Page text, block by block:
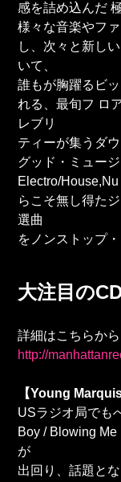
感を詰め込んだ
様々な音楽やフ
し、次々と新し
いて、
誰もが胸躍るビ
れる、最旬フ ロ
レブリ
ティーが集うダ
グッド・ミュー
Electro/
らこそ無し得た
選曲
をノンストップ
大注目の
詳細はこちらから
http://
【Young
USラジオ局でも
Boy / Blowing
が
出回り、話題と